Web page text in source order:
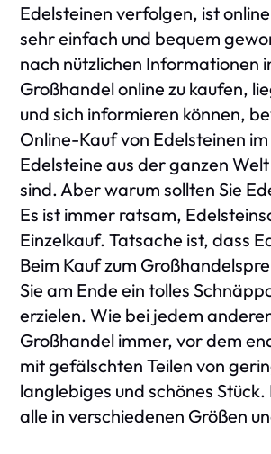
Edelsteinen verfolgen, ist
sehr einfach und bequem
nach nützlichen Informationen
Großhandel online zu kaufen,
und sich informieren können,
Online-Kauf von Edelsteinen
Edelsteine aus der ganzen
sind. Aber warum sollten Sie
Es ist immer ratsam,
Einzelkauf. Tatsache ist, dass
Beim Kauf zum
Sie am Ende ein tolles
erzielen. Wie bei jedem
Großhandel immer, vor dem
mit gefälschten Teilen von
langlebiges und schönes
alle in verschiedenen Größen